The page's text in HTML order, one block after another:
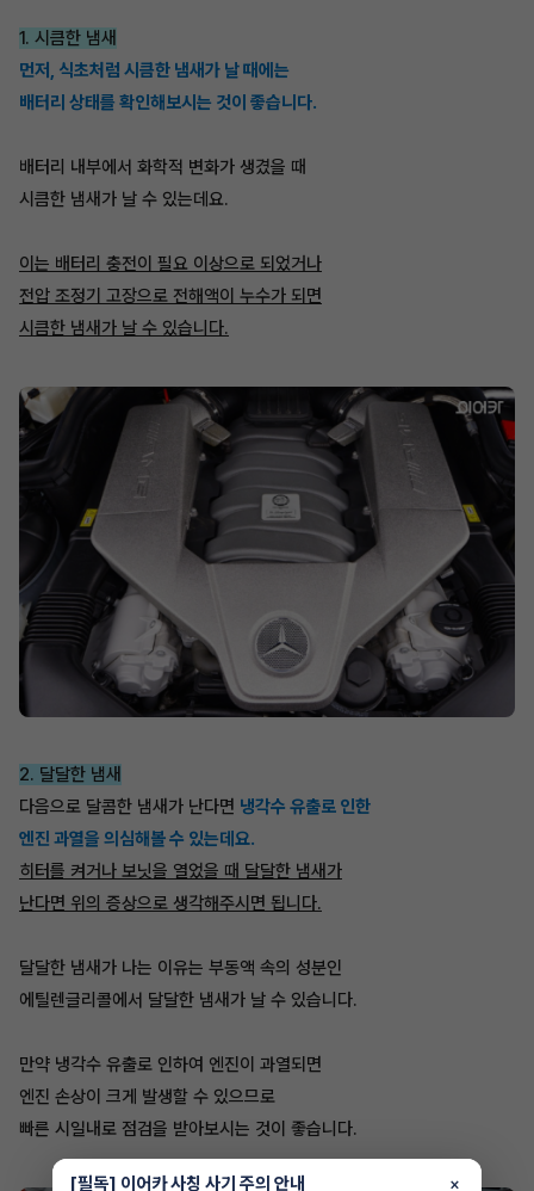
1. 시큼한 냄새
먼저, 식초처럼 시큼한 냄새가 날 때에는
배터리 상태를 확인해보시는 것이 좋습니다.
배터리 내부에서 화학적 변화가 생겼을 때
시큼한 냄새가 날 수 있는데요.
이는 배터리 충전이 필요 이상으로 되었거나
전압 조정기 고장으로 전해액이 누수가 되면
시큼한 냄새가 날 수 있습니다.
2. 달달한 냄새
다음으로 달콤한 냄새가 난다면 냉각수 유출로 인한
엔진 과열을 의심해볼 수 있는데요.
히터를 켜거나 보닛을 열었을 때 달달한 냄새가
난다면 위의 증상으로 생각해주시면 됩니다.
달달한 냄새가 나는 이유는 부동액 속의 성분인
에틸렌글리콜에서 달달한 냄새가 날 수 있습니다.
만약 냉각수 유출로 인하여 엔진이 과열되면
엔진 손상이 크게 발생할 수 있으므로
빠른 시일내로 점검을 받아보시는 것이 좋습니다.
[필독] 이어카 사칭 사기 주의 안내 ×